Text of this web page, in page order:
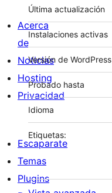
Última actualización
Instalaciones activas
Versión de WordPress
Probado hasta
Idioma
Etiquetas:
Acerca
de
Noticias
Hosting
Privacidad
Escaparate
Temas
Plugins